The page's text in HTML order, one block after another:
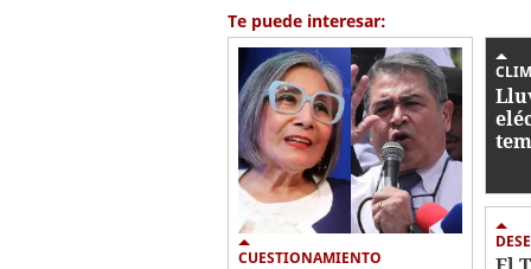
Te puede interesar:
CUESTIONAMIENTO